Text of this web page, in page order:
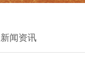
新闻资讯